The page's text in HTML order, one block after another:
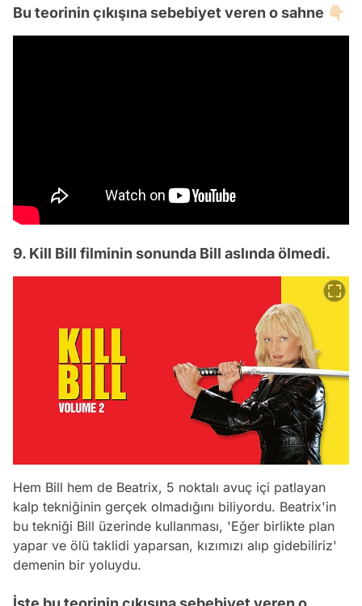
Bu teorinin çıkışına sebebiyet veren o sahne 👇🏻
9. Kill Bill filminin sonunda Bill aslında ölmedi.
Hem Bill hem de Beatrix, 5 noktalı avuç içi patlayan
kalp tekniğinin gerçek olmadığını biliyordu. Beatrix'in
bu tekniği Bill üzerinde kullanması, 'Eğer birlikte plan
yapar ve ölü taklidi yaparsan, kızımızı alıp gidebiliriz'
demenin bir yoluydu.